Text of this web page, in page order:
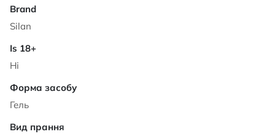
Silan
Ні
Гель